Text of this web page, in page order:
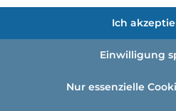
(w/m/d) 5020
(w/m/d) 5020
Ich
Einwilligung
Nur essenzielle